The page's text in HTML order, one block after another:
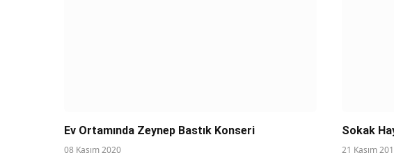
Ev Ortamında Zeynep Bastık Konseri
08 Kasım 2020
Sokak
21 Kasım